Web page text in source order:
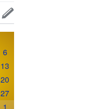
6
13
20
27
1